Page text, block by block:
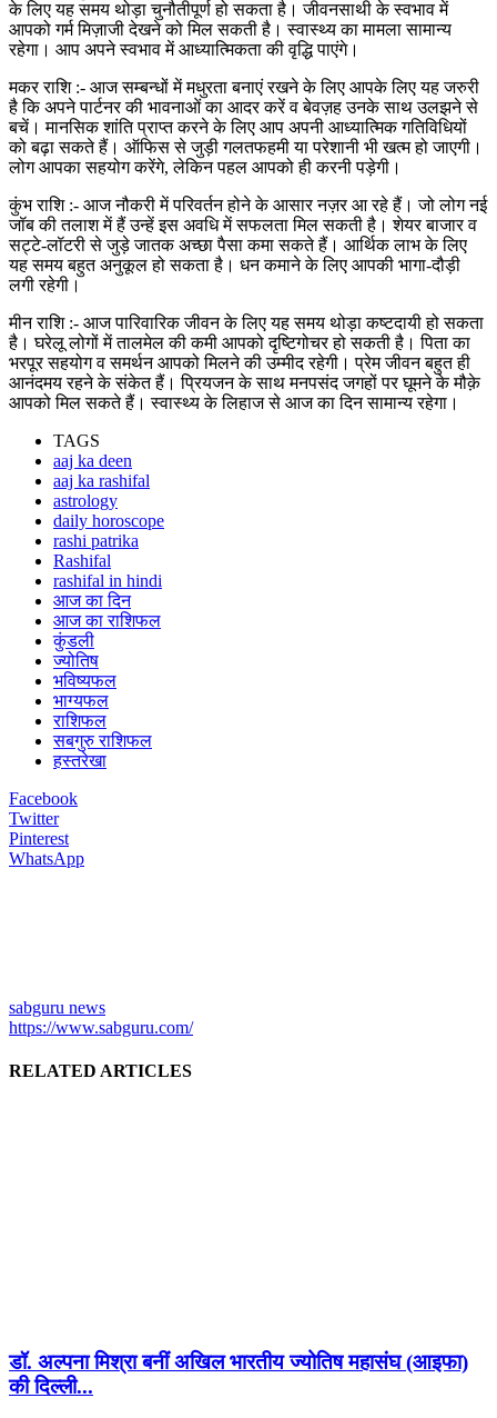
के लिए यह समय थोड़ा चुनौतीपूर्ण हो सकता है। जीवनसाथी के स्वभाव में
आपको गर्म मिज़ाजी देखने को मिल सकती है। स्वास्थ्य का मामला सामान्य
रहेगा। आप अपने स्वभाव में आध्यात्मिकता की वृद्धि पाएंगे।
मकर राशि :- आज सम्बन्धों में मधुरता बनाएं रखने के लिए आपके लिए यह जरुरी
है कि अपने पार्टनर की भावनाओं का आदर करें व बेवज़ह उनके साथ उलझने से
बचें। मानसिक शांति प्राप्त करने के लिए आप अपनी आध्यात्मिक गतिविधियों
को बढ़ा सकते हैं। ऑफिस से जुड़ी गलतफहमी या परेशानी भी खत्म हो जाएगी।
लोग आपका सहयोग करेंगे, लेकिन पहल आपको ही करनी पड़ेगी।
कुंभ राशि :- आज नौकरी में परिवर्तन होने के आसार नज़र आ रहे हैं। जो लोग नई
जॉब की तलाश में हैं उन्हें इस अवधि में सफलता मिल सकती है। शेयर बाजार व
सट्टे-लॉटरी से जुड़े जातक अच्छा पैसा कमा सकते हैं। आर्थिक लाभ के लिए
यह समय बहुत अनुकूल हो सकता है। धन कमाने के लिए आपकी भागा-दौड़ी
लगी रहेगी।
मीन राशि :- आज पारिवारिक जीवन के लिए यह समय थोड़ा कष्टदायी हो सकता
है। घरेलू लोगों में तालमेल की कमी आपको दृष्टिगोचर हो सकती है। पिता का
भरपूर सहयोग व समर्थन आपको मिलने की उम्मीद रहेगी। प्रेम जीवन बहुत ही
आनंदमय रहने के संकेत हैं। प्रियजन के साथ मनपसंद जगहों पर घूमने के मौक़े
आपको मिल सकते हैं। स्वास्थ्य के लिहाज से आज का दिन सामान्य रहेगा।
TAGS
aaj ka deen
aaj ka rashifal
astrology
daily horoscope
rashi patrika
Rashifal
rashifal in hindi
आज का दिन
आज का राशिफल
कुंडली
ज्योतिष
भविष्यफल
भाग्यफल
राशिफल
सबगुरु राशिफल
हस्तरेखा
Facebook
Twitter
Pinterest
WhatsApp
sabguru news
https://www.sabguru.com/
RELATED ARTICLES
डॉ. अल्पना मिश्रा बनीं अखिल भारतीय ज्योतिष महासंघ (आइफा)
की दिल्ली...